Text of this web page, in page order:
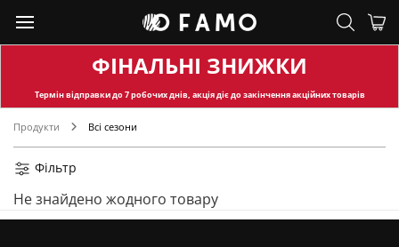
ФІНАЛЬНІ ЗНИЖКИ
Термін відправкидо 7 робочих днів, акція діє до закінчення акційних товарів
Продукти Всі сезони
Фільтр
Не знайдено жодного товару